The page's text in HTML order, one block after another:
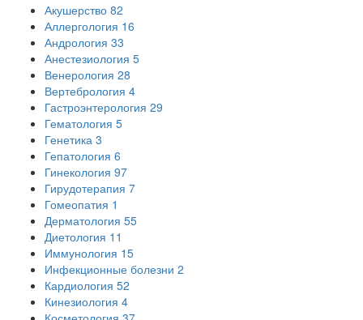
Акушерство 82
Аллергология 16
Андрология 33
Анестезиология 5
Венерология 28
Вертебрология 4
Гастроэнтерология 29
Гематология 5
Генетика 3
Гепатология 6
Гинекология 97
Гирудотерапия 7
Гомеопатия 1
Дерматология 55
Диетология 11
Иммунология 15
Инфекционные болезни 2
Кардиология 52
Кинезиология 4